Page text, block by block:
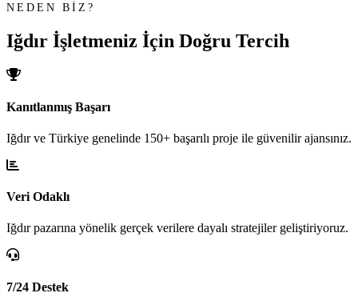
NEDEN BİZ?
Iğdır İşletmeniz İçin Doğru Tercih
Kanıtlanmış Başarı
Iğdır ve Türkiye genelinde 150+ başarılı proje ile güvenilir ajansınız.
Veri Odaklı
Iğdır pazarına yönelik gerçek verilere dayalı stratejiler geliştiriyoruz.
7/24 Destek